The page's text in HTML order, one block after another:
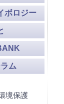
ボロジー
ム
境保護